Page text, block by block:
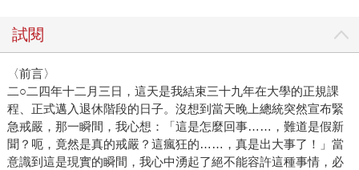
試閱
〈前言〉
二○二四年十二月三日，這天是我結束三十九年在大學的正規課
程、正式邁入退休階段的日子。沒想到當天晚上總統突然宣布緊
急戒嚴，那一瞬間，我心想：「這是怎麼回事……，難道是假新
聞？呃，竟然是真的戒嚴？這瘋狂的……，真是出大事了！」當
意識到這是現實的瞬間，我心中湧起了絕不能容許這種事情，必